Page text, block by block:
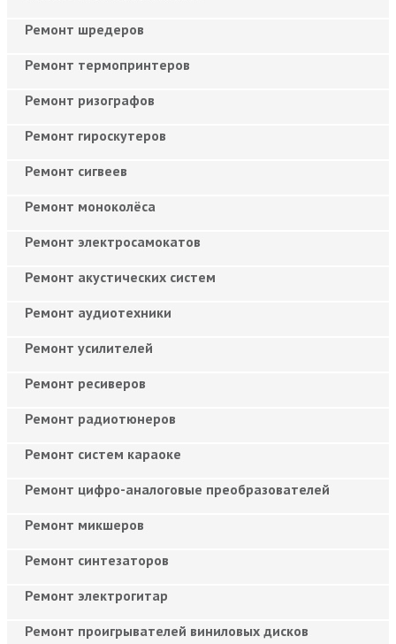
Ремонт шредеров
Ремонт термопринтеров
Ремонт ризографов
Ремонт гироскутеров
Ремонт сигвеев
Ремонт моноколёса
Ремонт электросамокатов
Ремонт акустических систем
Ремонт аудиотехники
Ремонт усилителей
Ремонт ресиверов
Ремонт радиотюнеров
Ремонт систем караоке
Ремонт цифро-аналоговые преобразователей
Ремонт микшеров
Ремонт синтезаторов
Ремонт электрогитар
Ремонт проигрывателей виниловых дисков